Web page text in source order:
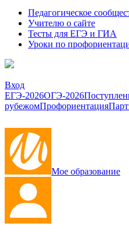
Педагогическое
Учителю о сайте
Тесты для ЕГЭ и ГИА
Уроки по
Вход
ЕГЭ-2026ОГЭ-2026
рубежомПрофориентация
Мое образование